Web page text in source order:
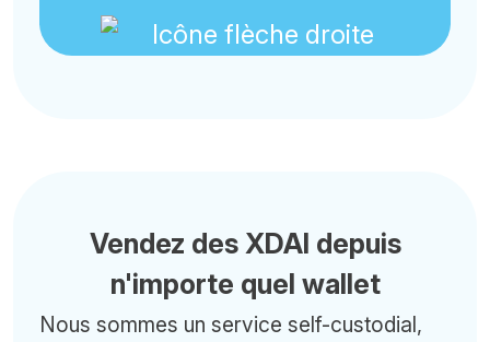
Vendez des XDAI depuis
n'importe quel wallet
Nous sommes un service self-custodial,